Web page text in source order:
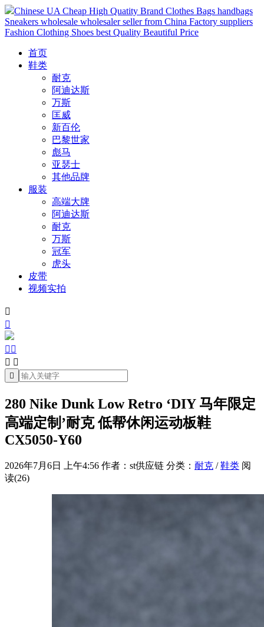
Chinese UA Cheap High Quatity Brand Clothes Bags handbags
Sneakers wholesale wholesaler seller from China Factory suppliers
Fashion Clothing Shoes best Quality Beautiful Price
首页
鞋类
耐克
阿迪达斯
万斯
匡威
新百伦
巴黎世家
彪马
亚瑟士
其他品牌
服装
高端大牌
阿迪达斯
耐克
万斯
冠军
虎头
皮带
视频实拍


 
 

280 Nike Dunk Low Retro ‘DIY 马年限定
高端定制’耐克 低帮休闲运动板鞋
CX5050-Y60
2026年7月6日 上午4:56 作者：st供应链 分类： 耐克 /鞋类 阅
读(26)